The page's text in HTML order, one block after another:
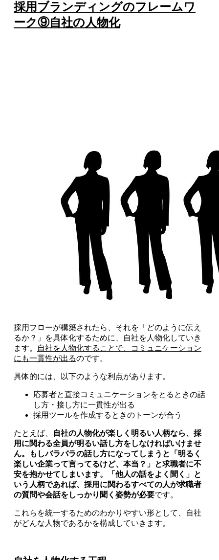
採用ブランディングのフレームワ
ーク⑨自社の人物化
採用フローが構築されたら、それを「どのように伝え
るか？」を具体化するために、自社を人物化していき
ます。
自社を人物化することで、コミュニケーション
にも一貫性が出るのです。
具体的には、以下のような利点があります。
応募者と直接コミュニケーションをとるときの話
し方・接し方に一貫性が出る
採用ツールを作成するときのトーンが合う
たとえば、
自社の人物化が楽しく明るい人柄なら、採
用に関わる全員が明るい話し方をしなければいけませ
ん。もしバラバラの話し方になってしまうと「明るく
楽しい企業って言ってるけど、本当？」と求職者に不
安を抱かせてしまいます。「他人の話をよく聞く」と
いう人柄であれば、採用に関わるすべての人が求職者
の質問や会話をしっかり聞く姿勢が必要です。
これらを統一するためのわかりやすい形として、自社
がどんな人物であるかを構成していきます。